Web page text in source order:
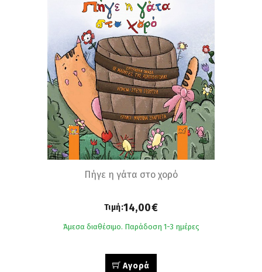
Πήγε η γάτα στο χορό
Τιμή:14,00€
Άμεσα διαθέσιμο. Παράδοση 1-3 ημέρες
Αγορά